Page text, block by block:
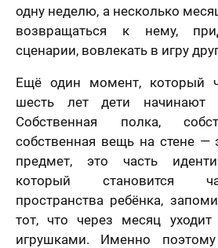
одну неделю, а несколько
возвращаться к нему,
сценарии, вовлекать в игру
Ещё один момент, который
шесть лет дети начинают
Собственная полка,
собственная вещь на стене —
предмет, это часть
который становится
пространства ребёнка,
тот, что через месяц
игрушками. Именно